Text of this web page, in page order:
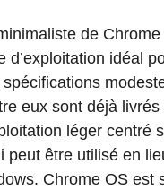
de
d’exploitation idéal
eux sont déjà
léger centré
peut être utilisé en
Chrome OS est